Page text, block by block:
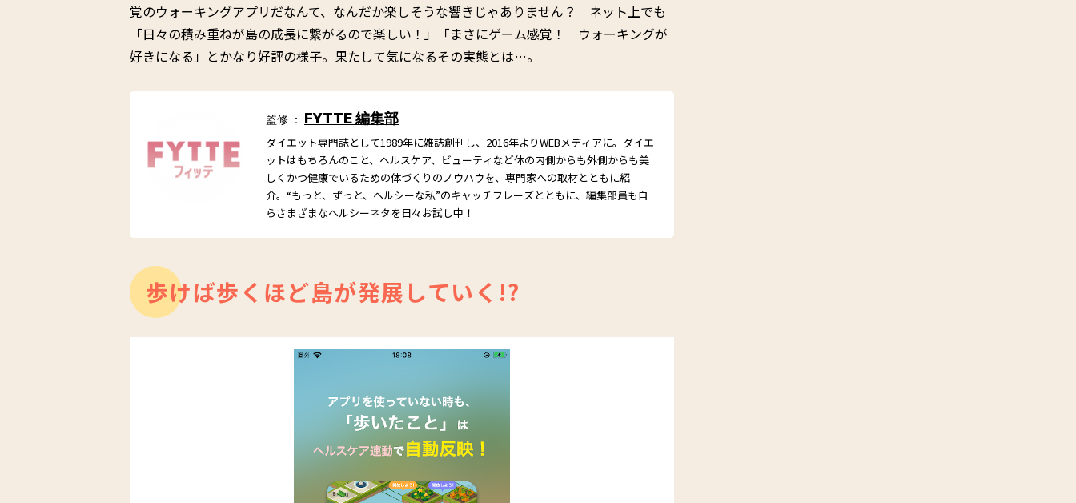
覚のウォーキングアプリだなんて、なんだか楽しそうな響きじゃありません？ ネット上でも
「日々の積み重ねが島の成長に繋がるので楽しい！」「まさにゲーム感覚！ ウォーキングが
好きになる」とかなり好評の様子。果たして気になるその実態とは…。
監修 ： FYTTE 編集部
ダイエット専門誌として1989年に雑誌創刊し、2016年よりWEBメディアに。ダイエ
ットはもちろんのこと、ヘルスケア、ビューティなど体の内側からも外側からも美
しくかつ健康でいるための体づくりのノウハウを、専門家への取材とともに紹
介。“もっと、ずっと、ヘルシーな私”のキャッチフレーズとともに、編集部員も自
らさまざまなヘルシーネタを日々お試し中！
歩けば歩くほど島が発展していく!?